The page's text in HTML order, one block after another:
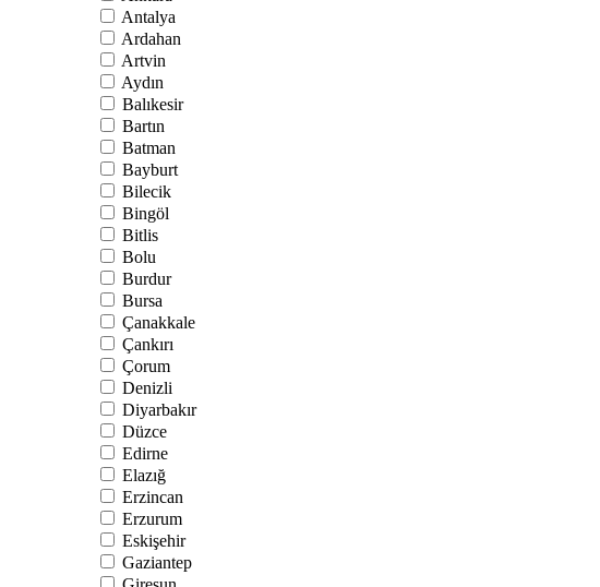
Antalya
Ardahan
Artvin
Aydın
Balıkesir
Bartın
Batman
Bayburt
Bilecik
Bingöl
Bitlis
Bolu
Burdur
Bursa
Çanakkale
Çankırı
Çorum
Denizli
Diyarbakır
Düzce
Edirne
Elazığ
Erzincan
Erzurum
Eskişehir
Gaziantep